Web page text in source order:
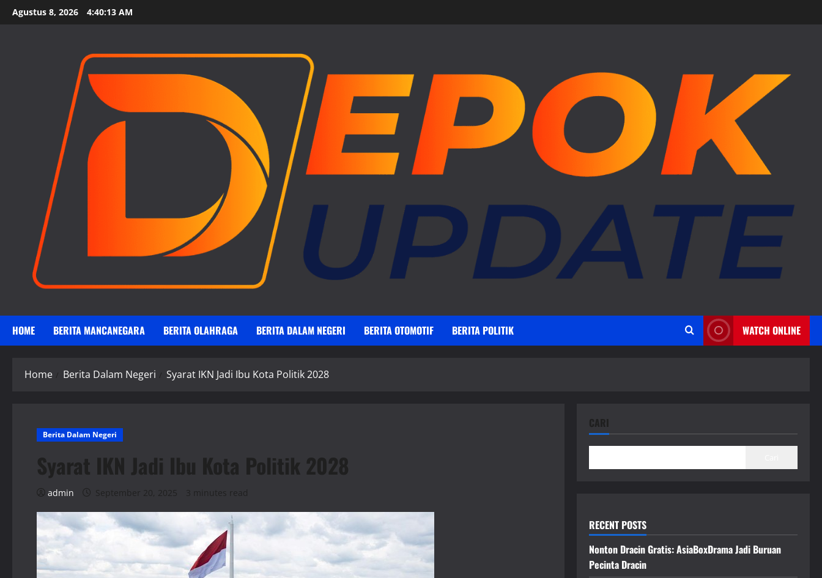
Skip
to
Agustus 8, 2026 4:40:14 AM
HOME BERITA MANCANEGARA BERITA OLAHRAGA BERITA DALAM NEGERI BERITA OTOMOTIF BERITA POLITIK WATCH ONLINE
Home Berita Dalam Negeri Syarat IKN Jadi Ibu Kota Politik 2028
Berita Dalam Negeri
Syarat IKN Jadi Ibu Kota Politik 2028
admin September 20, 2025 3 minutes read
CARI
RECENT POSTS
Nonton Dracin Gratis: AsiaBoxDrama Jadi Buruan
Pecinta Dracin